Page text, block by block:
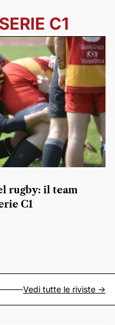
C1
rugby: il team
C1
Vedi tutte le riviste ->